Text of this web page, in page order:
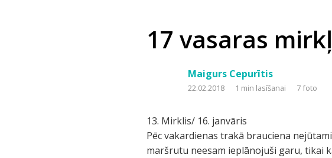
17 vasaras
Maigurs Cepurītis
22.02.2018 1 min lasīšanai 7 foto
13. Mirklis/ 16. janvāris
Pēc vakardienas trakā brauciena
maršrutu neesam ieplānojuši garu, tikai